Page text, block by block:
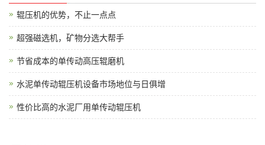
辊压机的优势，不止一点点
超强磁选机，矿物分选大帮手
节省成本的单传动高压辊磨机
水泥单传动辊压机设备市场地位与日俱增
性价比高的水泥厂用单传动辊压机